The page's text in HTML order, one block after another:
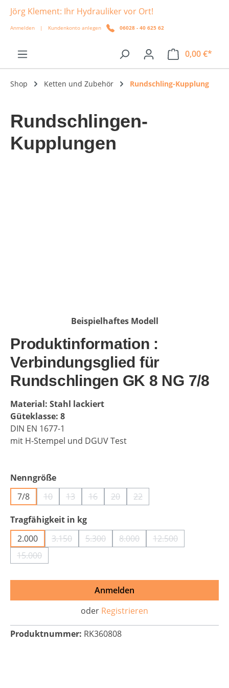
springen
Jörg Klement: Ihr Hydrauliker vor Ort!
Anmelden | Kundenkonto anlegen 06028 - 40 625 62
0,00 €*
Shop Ketten und Zubehör Rundschling-Kupplung
Rundschlingen-
Kupplungen
Beispielhaftes Modell
Produktinformation :
Verbindungsglied für
Rundschlingen GK 8 NG 7/8
Material: Stahl lackiert
Güteklasse: 8
DIN EN 1677-1
mit H-Stempel und DGUV Test
Nenngrößeauswählen
7/8
10(Diese Option ist zurzeit nicht verfügbar.)
13(Diese Option ist zurzeit nicht verfügbar.)
16(Diese Option ist zurzeit nicht
20(Diese Option ist zurzeit nicht
22(Diese Option ist zurzeit
Tragfähigkeit in kgauswählen
2.000
3.150(Diese Option ist zurzeit nicht verfügbar.)
5.300(Diese Option ist zurzeit nicht
8.000(Diese Option ist zurzeit
12.500(Diese Option ist
15.000(Diese Option ist zurzeit nicht verfügbar.)
Anmelden
oder Registrieren
Produktnummer: RK360808